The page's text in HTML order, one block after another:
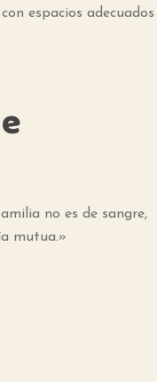
espacios adecuados
no es de sangre,
mutua.»